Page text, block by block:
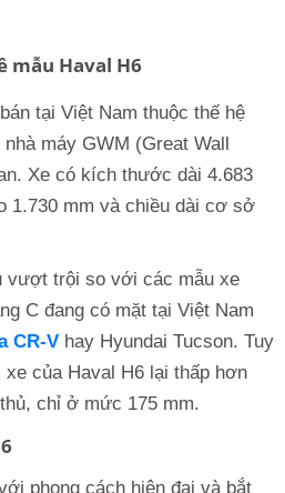
mẫu Haval H6
tại Việt Nam thuộc thế hệ
máy GWM (Great Wall
Xe có kích thước dài 4.683
1.730 mm và chiều dài cơ sở
vượt trội so với các mẫu xe
C đang có mặt tại Việt Nam
CR-V hay Hyundai Tucson. Tuy
xe của Haval H6 lại thấp hơn
chỉ ở mức 175 mm.
phong cách hiện đại và bắt